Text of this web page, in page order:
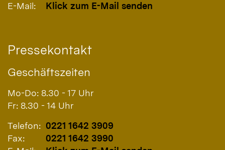
E-Mail:
Klick zum E-Mail senden
Pressekontakt
Geschäftszeiten
Mo-Do: 8.30 - 17 Uhr
Fr: 8.30 - 14 Uhr
Telefon: 0221 1642 3909
Fax:
0221 1642 3990